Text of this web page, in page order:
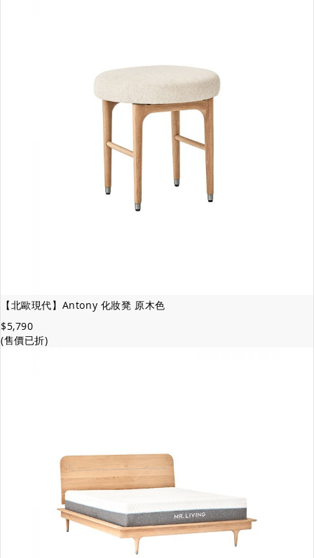
【北歐現代】Antony 化妝凳 原木色
$5,790
(售價已折)